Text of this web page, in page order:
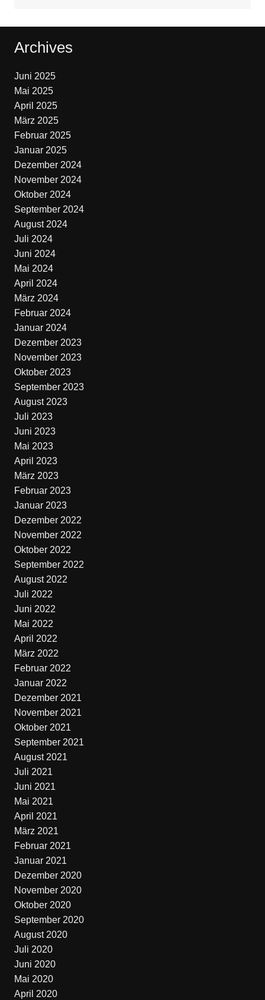
Archives
Juni 2025
Mai 2025
April 2025
März 2025
Februar 2025
Januar 2025
Dezember 2024
November 2024
Oktober 2024
September 2024
August 2024
Juli 2024
Juni 2024
Mai 2024
April 2024
März 2024
Februar 2024
Januar 2024
Dezember 2023
November 2023
Oktober 2023
September 2023
August 2023
Juli 2023
Juni 2023
Mai 2023
April 2023
März 2023
Februar 2023
Januar 2023
Dezember 2022
November 2022
Oktober 2022
September 2022
August 2022
Juli 2022
Juni 2022
Mai 2022
April 2022
März 2022
Februar 2022
Januar 2022
Dezember 2021
November 2021
Oktober 2021
September 2021
August 2021
Juli 2021
Juni 2021
Mai 2021
April 2021
März 2021
Februar 2021
Januar 2021
Dezember 2020
November 2020
Oktober 2020
September 2020
August 2020
Juli 2020
Juni 2020
Mai 2020
April 2020